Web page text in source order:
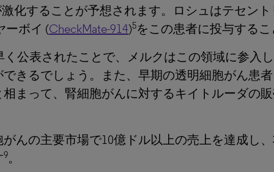
化することが予想されます。ロシュはテセント
ーボイ (CheckMate-914)5をこの患者に投与する
く公表されたことで、メルクはこの領域に参入
きるでしょう。また、早期の透明細胞がん患
まって、腎細胞がんに対するキイトルーダの
んの主要市場で10億ドル以上の売上を達成し
9。